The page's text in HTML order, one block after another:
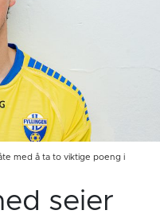
med å ta to viktige poeng i
seier